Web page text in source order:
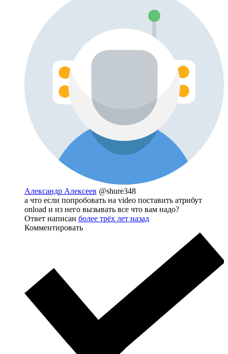
Александр Алексеев @shure348
а что если попробовать на video поставить атрибут
onload и из него вызывать все что вам надо?
Ответ написан более трёх лет назад
Комментировать